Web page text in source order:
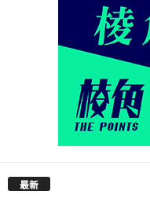
最新